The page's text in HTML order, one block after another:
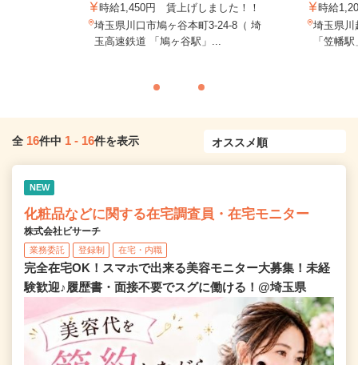
時給1,450円 賃上げしました！！
埼玉県川口市鳩ヶ谷本町3-24-8（ 埼
玉高速鉄道 「鳩ヶ谷駅」...
時給
埼玉県川
「笠幡
全 16件中 1 - 16件を表示
NEW
化粧品などに関する在宅調査員・在宅モニター
株式会社ビサーチ
業務委託 登録制 在宅・内職
完全在宅OK！スマホで出来る美容モニター大募集！未経
験歓迎♪履歴書・面接不要でスグに働ける！@埼玉県